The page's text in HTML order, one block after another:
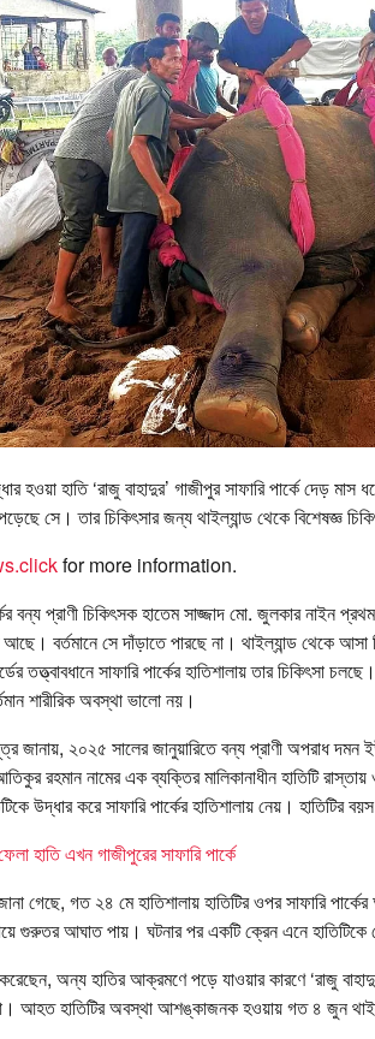
হওয়া হাতি ‘রাজু বাহাদুর’ গাজীপুর সাফারি পার্কে দেড়
সে। তার চিকিৎসার জন্য থাইল্যান্ড থেকে বিশেষজ্ঞ
for more information.
বন্য প্রাণী চিকিৎসক হাতেম সাজ্জাদ মো. জুলকার নাইন
বর্তমানে সে দাঁড়াতে পারছে না। থাইল্যান্ড থেকে
তত্ত্বাবধানে সাফারি পার্কের হাতিশালায় তার চিকিৎসা
শারীরিক অবস্থা ভালো নয়।
জানায়, ২০২৫ সালের জানুয়ারিতে বন্য প্রাণী অপরাধ দমন
রহমান নামের এক ব্যক্তির মালিকানাধীন হাতিটি
উদ্ধার করে সাফারি পার্কের হাতিশালায় নেয়। হাতিটির
হাতি এখন গাজীপুরের সাফারি পার্কে
গেছে, গত ২৪ মে হাতিশালায় হাতিটির ওপর সাফারি
গুরুতর আঘাত পায়। ঘটনার পর একটি ক্রেন এনে হাতিটিকে
করেছেন, অন্য হাতির আক্রমণে পড়ে যাওয়ার কারণে ‘রাজু
আহত হাতিটির অবস্থা আশঙ্কাজনক হওয়ায় গত ৪ জুন